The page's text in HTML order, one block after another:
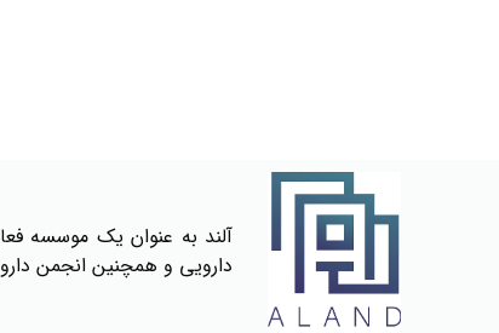
آلند به عنوان یک موسسه
دارویی و همچنین انجمن